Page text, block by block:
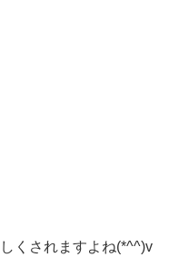
くされますよね(*^^)v